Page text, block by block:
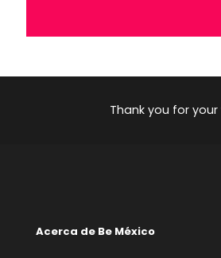
Thank you for your
Acerca de Be México